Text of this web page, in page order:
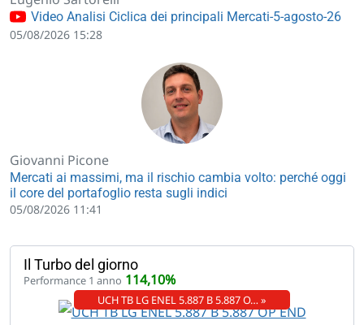
Video Analisi Ciclica dei principali Mercati-5-agosto-26
05/08/2026 15:28
Giovanni Picone
Mercati ai massimi, ma il rischio cambia volto: perché oggi
il core del portafoglio resta sugli indici
05/08/2026 11:41
Il Turbo del giorno
Performance 1 anno 114,10%
UCH TB LG ENEL 5.887 B 5.887 O… »